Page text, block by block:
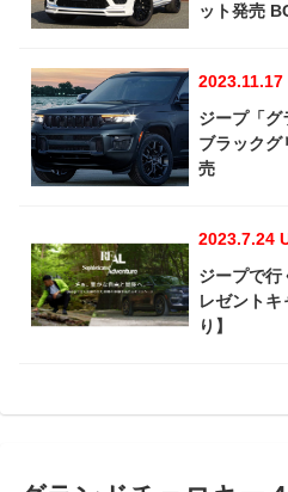
ット発売
2023.11.17
ジープ「グ
ブラックグ
売
2023.7.24
ジープで行
レゼント
り】